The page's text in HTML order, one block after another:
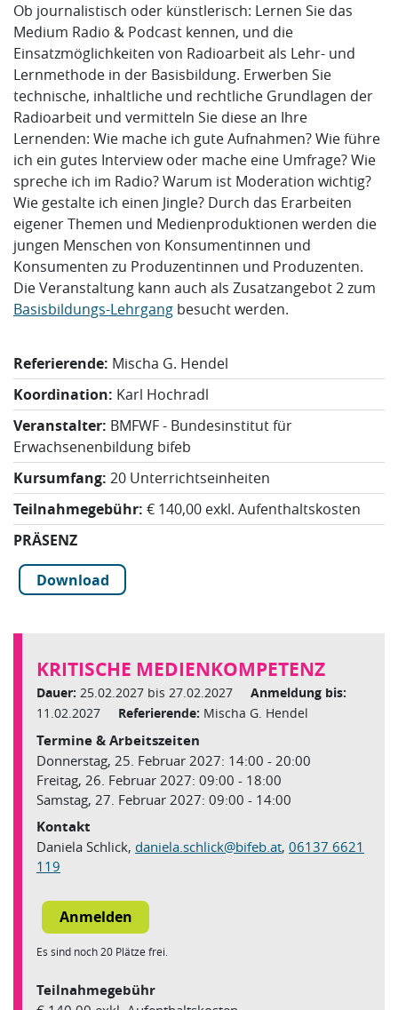
Ob journalistisch oder künstlerisch: Lernen Sie das
Medium Radio & Podcast kennen, und die
Einsatzmöglichkeiten von Radioarbeit als Lehr- und
Lernmethode in der Basisbildung. Erwerben Sie
technische, inhaltliche und rechtliche Grundlagen der
Radioarbeit und vermitteln Sie diese an Ihre
Lernenden: Wie mache ich gute Aufnahmen? Wie führe
ich ein gutes Interview oder mache eine Umfrage? Wie
spreche ich im Radio? Warum ist Moderation wichtig?
Wie gestalte ich einen Jingle? Durch das Erarbeiten
eigener Themen und Medienproduktionen werden die
jungen Menschen von Konsumentinnen und
Konsumenten zu Produzentinnen und Produzenten.
Die Veranstaltung kann auch als Zusatzangebot2zum
Basisbildungs-Lehrgang besucht werden.
Referierende: Mischa G. Hendel
Koordination: Karl Hochradl
Veranstalter: BMFWF - Bundesinstitut für
Erwachsenenbildung bifeb
Kursumfang: 20 Unterrichtseinheiten
Teilnahmegebühr: € 140,00 exkl. Aufenthaltskosten
PRÄSENZ
Download
KRITISCHE MEDIENKOMPETENZ
Dauer: 25.02.2027 bis 27.02.2027 Anmeldung bis:
11.02.2027 Referierende: Mischa G. Hendel
Termine & Arbeitszeiten
Donnerstag, 25. Februar 2027: 14:00 - 20:00
Freitag, 26. Februar 2027: 09:00 - 18:00
Samstag, 27. Februar 2027: 09:00 - 14:00
Kontakt
Daniela Schlick, daniela.schlick@bifeb.at, 06137 6621
119
Es sind noch 20 Plätze frei.
Teilnahmegebühr